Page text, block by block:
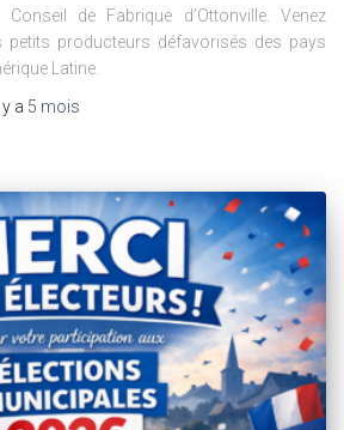
de Fabrique d’Ottonville. Venez
petits producteurs défavorisés des pays
Latine.
y a 5 mois